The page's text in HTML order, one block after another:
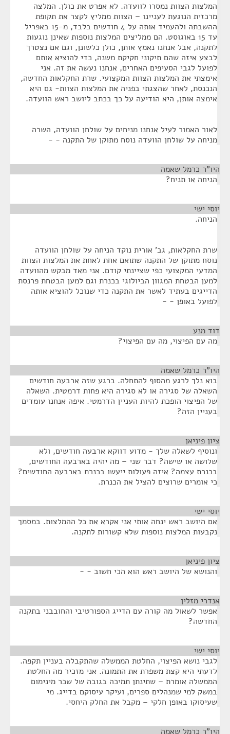
המלצות הצוות נמסרו לוועדה. לא אפרט את כולן. המלצה
מרכזית הנוגעת לעניינו – הצוות ממליץ לקצר את תקופת
ההשבתה ולהעמיד אותה על 4 חודשים בלבד, מ-15 באפריל
עד 15 באוגוסט. הם ממליצים המלצות נוספות שאינן נוגעות
לתקנה, אבל אנחנו נאמץ אותן, כולן כלשונן, וגם אם נצטרך
לבצע איזה שהם תיקוני חקיקת משנה, כדי להוציא אותם
לפועל לגבי הסעיפים האחרים, אנחנו נעשה את זה. אני
אימצתי את המלצות הצוות המקצועי. שרת החקלאות החדשה,
הנכנסת, לאחר שהצגתי בפניה את המלצות הצוות- גם היא
אימצה אותן, היא הודיעה על כך בכתב ליושב ראש הוועדה.
לאור האמור לעיל אנחנו מניחים על שולחן הוועדה, השרה
מניחה על שולחן הוועדה נוסח מתוקן של התקנה - -
היו"ר כרמל שאמה
הניחה או תניח?
יוסי ישי
הניחה.
שרת החקלאות, גב' אורית נוקד הניחה על שולחן הוועדה
נוסח מתוקן של התקנה שתואם אחת לאחת את המלצות הצוות
המדעי המקצועי כפי שציינתי קודם. אני מאד מבקש מהוועדה
למען הבטחת המגוון הביולוגי בכנרת וגם למען הבטחת פרנסת
הדייגים בעתיד לאשר את התקנה כדי שנוכל להוציא אותה
לפועל באופן - -
דוד מנע
מה עם הפיצוי, מה עם הפיצוי?
היו"ר כרמל שאמה
בוא נלך לרגע מהסוף להתחלה. ברגע שזה ארבעה חודשים
השאלה של סגירה או לא סגירה היא פחות דרמטית. השאלה
של הפיצוי הופכת להיות העניין הדרמטי. איפה אנחנו עומדים
בעניין הזה?
ציון פיניאן
ונוסיף לשאלה שלך - מדוע דווקא ארבעה חודשים, ולא
שלושה או שישה? דבר שני – מה יהיה בארבעה החודשים,
בכנרת עצמה? איזה פעולות ייעשו בכנרת בארבעה החודשים?
כי אומרים שרוצים להציל את הכנרת.
יוסי ישי
אם היושב ראש ינחה אותי אני אקרא את כל ההמלצות. במסמך
נקבעות המלצות נוספות שלא קשורות לתקנה.
ציון פיניאן
והנושא של היושב ראש הוא הכי חשוב - -
אנדרי מזלין
אפשר לשאול מה קורה עם הדייג הספורטיבי והחובבני בתקנה
החדשה?
יוסי ישי
לגבי נושא הפיצוי, החלטת הממשלה שהתקבלה בעניין תקפה.
לדעתי היא קצת משפרת את התמונה. אני מזכיר מה החלטת
הממשלה אומרת – שתינתן תמיכה בגובה של שכר מינימום
במשק למי שמנהלים ספרים, ועיקר עיסוקם בדייג. מי
שעיסוקו באופן חלקי – מקבל את החלק היחסי.
היו"ר כרמל שאמה